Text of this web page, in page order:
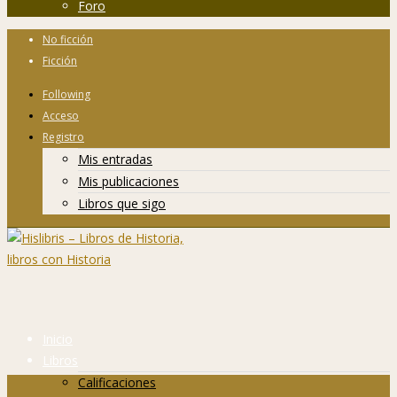
Foro
No ficción
Ficción
Following
Acceso
Registro
Mis entradas
Mis publicaciones
Libros que sigo
Inicio
Libros
Calificaciones